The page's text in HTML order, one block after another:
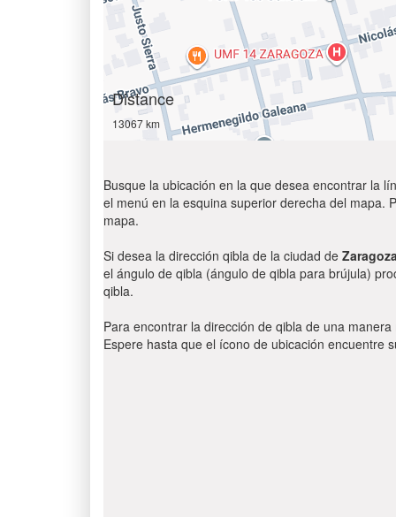
Distance
13067 km
Busque la ubicación en la que desea encontrar la
el menú en la esquina superior derecha del mapa.
mapa.
Si desea la dirección qibla de la ciudad de
el ángulo de qibla (ángulo de qibla para brújula)
qibla.
Para encontrar la dirección de qibla de una
Espere hasta que el ícono de ubicación encuentre